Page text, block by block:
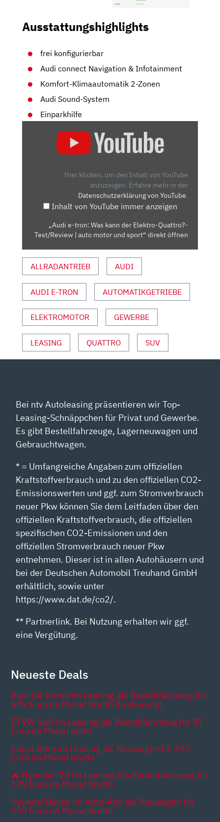
Ausstattungshighlights
frei konfigurierbar
Audi connect Navigation & Infotainment
Komfort-Klimaautomatik 2-Zonen
Audi Sound-System
Einparkhilfe
QUATTRO?
TEST/REVIEW
AUTO
MOTOR
SPORT“
VON
YOUTUBE
ANZEIGEN
Hier klicken, um den Inhalt von YouTube
anzuzeigen. Erfahre mehr in der
Datenschutzerklärung von YouTube.
Inhalt von YouTube immer anzeigen
„Audi e-tron: Was kann der Elektro-Quattro?-
Test/Review | auto motor und sport“ direkt öffnen
ALLRADANTRIEB AUDI
AUDI E-TRON AUTOMATIKGETRIEBE
ELEKTROMOTOR GEWERBE
LEASING QUATTRO SUV
Bei ntv Autoleasing präsentieren wir Top-
Leasing-Schnäppchen für Privat und Gewerbe.
Es gibt Bestellfahrzeuge, Lagerneuwagen und
Gebrauchtwagen.
* = Umfangreiche Angaben zum offiziellen
Kraftstoffverbrauch und zu den offiziellen CO2-
Emissionswerten und ggf. zum Stromverbrauch
neuer Pkw können Sie dem Leitfaden über den
offiziellen Kraftstoffverbrauch, die offiziellen
spezifischen CO2-Emissionen und den
offiziellen Stromverbrauch neuer Pkw
entnehmen. Dieser ist in allen Autohäusern und
bei der Deutschen Automobil Treuhand GmbH
erhältlich, sowie unter
https://www.dat.de/co2/.
** Partnerlink. Bei Nutzung erhalten wir ggf.
eine Vergütung.
Neueste Deals
Audi Q4 e-tron im Leasing als Bestellfahrzeug für
549 Euro im Monat brutto [Eroberung]
💥 VW Golf im Leasing als Bestellfahrzeug für 87
Euro im Monat netto
Cupra Born im Leasing als Neuwagen für 342
Euro im Monat brutto
🔥 Hyundai i20 im Leasing Als Vorlauffahrzeug für
129 Euro im Monat brutto
Hyundai Bayon im Auto-Abo als Neuwagen für
259 Euro im Monat brutto